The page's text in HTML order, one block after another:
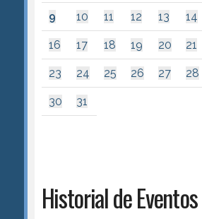
9 10 11 12 13 14
16 17 18 19 20 21
23 24 25 26 27 28
30 31
Historial de Eventos